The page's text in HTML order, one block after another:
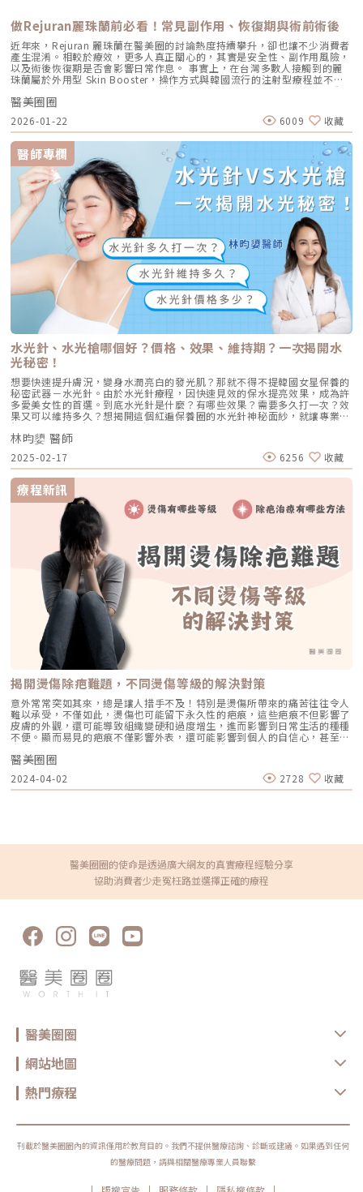
星期以上，大多數找不到引起的原因。物理性蕁麻疹-很多非抗原性的原因
引發的蕁麻疹都歸在此類，例如:膽鹼性蕁麻疹（Cholinergic Urticaria）：
對熱過敏，經由運動後、沖泡熱水澡、情緒不穩導致體溫上升而引發蕁麻
疹。皮膚劃痕症：用指甲或鈍物劃過的地方，馬上浮起疹塊引起蕁麻疹。日
光性蕁麻疹：日光照射引發。延遲性壓迫性蕁麻疹：壓迫後4到6小時後，壓
迫處皮膚出現疹塊，常見於包包壓迫處、腰際繫皮帶處、女性內衣勒痕處
等。《點擊看完整文章介紹》文章轉載自「杰膚美診所-李杰年醫師專欄」
做Rejuran麗珠蘭前必看！常見副作用、恢復期與術前術後
近年來，Rejuran 麗珠蘭在醫美圈的討論熱度持續攀升，卻也讓不少消費者
產生混淆。相較於療效，更多人真正關心的，其實是安全性、副作用風險，
以及術後恢復期是否會影響日常作息。 事實上，在台灣多數人接觸到的麗
珠蘭屬於外用型 Skin Booster，操作方式與韓國流行的注射型療程並不相
同，因此術後反應、恢復節奏與照護重點，自然也不能用同一套標準來看
待。 本篇將從台灣實際應用角度出發，帶你一次釐清 Rejuran 麗珠蘭可能
出現的副作用、風險族群，以及術前術後該注意的照護細節，協助你在療程
前做出更安心、理性的評估。Rejuran 麗珠蘭是什麼？為什麼跟一般水光不
一樣？Rejuran 麗珠蘭的核心成分為 PN／PDRN（多核苷酸），源自鮭魚
DNA 經純化後取得，結構與人體相容性高，常被應用於肌膚保養與修護相
關療程中，作為協助調整膚況、提升肌膚穩定度的成分之一。在台灣目前核
准使用的麗珠蘭以外用型 Skin Booster為主，多搭配導入或微創方式使
用，與韓國市場常見的注射型使用情境不同，這也是許多消費者最容易混淆
的地方。與一般玻尿酸或水光療程相比，兩者的保養取向與期待重點其實有
所差異。一般水光療程多以補水與短暫膚況提升為主，施作後立即有感；而
麗珠蘭在台灣的使用情境，則偏向長期膚況調整的保養規劃，變化通常隨時
間逐步呈現，而非立即改變。也因此，若療程搭配導入或微創方式進行，初
期皮膚表層可能出現短暫泛紅、刺熱感或輕微不適，恢復節奏與一般水光療
程自然有所不同。麗珠蘭水光系列劑型說明在台灣，麗珠蘭以 PDRN
Booster 水光系列為主，常見有以下兩種劑型分類，實際使用時多搭配導入
或微創療程進行： 麗珠蘭 PDRN 修復水光A 劑 / 第 1 劑：以 C-PDRN + 玻
尿酸B 劑 / 第 2 劑：搭配 4 種胺基酸等保養型成分 主要成分為 PDRN（多
核苷酸） 配方中另搭配胺基酸等保養型成分 使用方向以 整體膚況調理與保
濕穩定為主 多作為膚質乾燥、膚況不穩定時的保養選項之一 麗珠蘭 PDRN
白瓷水光A 劑 / 第 1 劑：以 C-PDRN + 玻尿酸+泛醇B 劑 / 第 2 劑：穀胱甘
肽 + 傳明酸 + 維生素C 同樣以 PDRN為核心成分 配方中另搭配常見於醫美
保養中的亮澤相關成分 使用方向偏向 膚色觀感與整體透亮度調整 多用於在
意膚色均勻度的保養規劃部分產品設計為 A＋B 劑型搭配使用，實際配置方
式由醫師依個人膚況與療程規劃進行調整。上述分類僅為劑型方向說明，並
非效果強弱或適合所有人的固定選項。麗珠蘭可能引發的副作用有哪些？會
持續多久？在台灣，合法使用的麗珠蘭多屬外用型 Skin Booster 產品，本
身通常不太會造成明顯副作用。院所大多會搭配導入或微創類醫美儀器協助
成分吸收，因此多數人感受到的術後反應，主要來自皮膚表層的短暫刺激，
而非產品本身。常見狀況說明1. 局部泛紅、腫脹（偶見點狀瘀青）導入或微
創類儀器在皮膚表層形成細微刺激點後，可能出現短暫泛紅或輕微腫脹，通
常約 2～5 天內會逐漸緩解。少數本身微血管較脆弱的人，可能會出現零星
點狀瘀青，但多屬暫時性反應，隨著修復進行會自然消退。2. 輕微刺痛、癢
感或乾燥脫皮部分人對活性成分較為敏感，或在儀器能量作用後，短暫感到
刺刺的、微熱或輕微癢感，通常不會持續太久。另有些人於術後一週內可能
出現皮膚乾燥或輕微脫皮情形，只要依照醫師建議加強保濕與防曬，多半能
順利度過修復期。使用麗珠蘭麗珠蘭會不會過敏？麗珠蘭 Skin Booster 的
主要成分為 PDRN，來源自鮭魚 DNA，經過多道純化處理後，只保留對皮
膚修復有幫助的結構，因此整體過敏風險相對低，也被不少敏感膚質族群視
為較溫和的選項。不過，每個人的皮膚反應都不一樣，仍有極少數人在使用
後出現短暫的不適，例如局部搔癢、微熱、泛紅或輕微腫脹，這通常與個人
對活性成分的敏感度有關。若出現明顯不適，應立即停止使用並回診評估。
為了降低風險，建議在療程前先與醫師充分討論自己的膚況與過敏史，讓療
程安排更符合個人狀況，也能讓整個過程更安心。麗珠蘭常見導入部位一次
看懂麗珠蘭在台灣多搭配導入或微創方式使用，可依個人膚況與需求，作為
全臉或局部加強保養的選擇。實際施作前，仍建議由醫師評估適合的導入範
圍。1. 全臉導入適合毛孔明顯、膚色不均或開始出現細紋的族群，透過導入
方式提升整體保濕度與肌膚彈性，讓膚況看起來更穩定、有精神。2. 眼周保
養眼周肌膚薄、易乾燥暗沉，可作為重點加強區域，幫助改善乾紋、疲態感
與鬆弛問題，讓眼神看起來更清爽。3. 嘴角與輪廓嘴角與法令周圍是最容易
顯老的區塊，透過局部導入，有助於改善細紋感與乾燥卡紋，讓線條看起來
更柔順自然。4. 痘疤與膚況不平整針對凹凸不平或反覆修復不良的區域加強
導入，協助肌膚修復更新，使整體膚質更細緻。5. 頸部與手部不少人忽略的
老化重災區，可延伸至頸部與手背，改善乾燥、細紋與鬆弛問題，讓年齡感
不再只寫在這些細節上。麗珠蘭術前注意事項 身體狀況與用藥告知 若有嚴
重過敏史、慢性疾病、近期使用光敏感藥物，或目前有全身性或局部感染情
形，應事先告知醫師。懷孕、哺乳中或正在服藥者，也需如實說明。 過往
醫美與手術經驗說明 施作部位若曾接受手術、放置假體，或近一個月內曾
進行填充型療程，建議主動告知醫師。 凝血相關保健品注意 近期有食用魚
油、人蔘、銀杏、維他命 E 或阿斯匹靈影響凝血的藥物者，術後瘀青機率可
能略高，實際是否施作仍需醫師評估。麗珠蘭術後注意事項 術後反應與照
護 施作後局部可能出現短暫泛紅或細小紅點，多屬正常現象。若有瘀青情
形，術後三天內可間歇性冰敷，並依醫師建議使用相關藥膏。 清潔與日常
FAQQ1：麗珠蘭建議多久進行一次？多數情況下，會建議約每 4 週進行一
次，連續安排 3 次作為一個完整療程。實際頻率仍會依個人膚況、生活作息
與醫師評估而有所調整。Q2：麗珠蘭療程後多久會有感覺？不少人在療程
後的幾天內，會先感受到肌膚觸感變得較為水潤、柔軟。約一週左右，整體
差異。Q3：麗珠蘭的效果大約可以維持多久？在完成 3 次療程後，多數人
可感受到膚況維持約 半年至一年。維持時間會受到膚質、作息、保養習慣
Booster，通常搭配導入或微創方式進行；而韓國市場常見的，則以注射型
療程為主，兩者在操作方式、術後反應與恢復期上皆有所差異。因此，無論
是治療期待、術後照護，或恢復節奏，都不建議直接套用韓國的經驗來評
身權益。Q5：麗珠蘭修復水光與白瓷水光有什麼差別？兩者訴求方向不
同，可依膚況需求選擇：修復水光：著重於調整肌膚狀態，讓膚觸更細緻、
穩定度與水潤感提升白瓷水光：偏向改善整體膚色觀感，讓肌膚看起來更透
亮、乾淨實際適合的選擇，仍建議由醫師評估後再進行規劃。有些療程是為
張的效果，而是讓膚況在時間裡逐步調整，看起來更順、更穩定。對想把保
養往前推一點、又在意自然感的人來說，這樣的療程節奏，反而更容易長久
程都伴隨著風險。因此，作為消費者應該謹慎選擇合適的醫療方案，以確保
醫美圈圈
2026-01-22 6009 收藏
醫師專欄
水光針、水光槍哪個好？價格、效果、維持期？一次揭開水
光秘密！
想要快速提升膚況，變身水潤亮白的發光肌？那就不得不提韓國女星保養的
秘密武器－水光針。由於水光針療程，因快速見效的保水提亮效果，成為許
多愛美女性的首選。到底水光針是什麼？有哪些效果？需要多久打一次？效
果又可以維持多久？想揭開這個紅遍保養圈的水光針神秘面紗，就讓專業醫
師用本文帶你了解吧！➤先了解紅遍韓國的水光針是什麼？所謂的「水光
針」又稱「水光槍」或「水光注射」，是從韓國紅回臺灣的醫美保養型療
程。「水光針」及「水光槍」，其實指的都是同一種療程，差別只在操作方
式不同，而在這篇文章我們都統一稱作「水光針」。（圖／欣莘時尚美學診
所-林昀嬃醫師提供）水光針原理「水光針」顧名思義就是一種注射療程：
透過微針將玻尿酸、膠原蛋白、維生素等營養成分注射進肌膚的真皮層內，
直接補充肌膚缺失的水分及營養素，而這也是一般保養品吸收所到達不了的
深度哦！為什麼要打水光針？（圖／欣莘時尚美學診所-林昀嬃醫師提供）
事實上，大多數肌膚問題的根源都與「缺水」息息相關。一旦肌膚底層缺
水，乾燥、出油、毛孔問題通通都會找上門來，甚至出現脫皮、細紋、老化
現象時，就算是勤擦保養品也難以解決肌膚缺水問題，因此水光針療程就此
誕生了！➤誰適合施打水光針？我需要打嗎？其實不管有沒有肌膚困擾，都
很適合施打水光針，俗話說「預防勝於治療」，在還沒出現肌膚問題時就適
時地幫肌膚補水，維持良好狀態，總好過出狀況後再做更多療程來補救！就
像你也不會等到手機電量歸零時，才幫手機充電吧？！一般來說，常見的肌
膚困擾如下：常見的肌膚困擾：（圖／欣莘時尚美學診所-林昀嬃醫師提
供）➤日常有擦保養品還需要打水光針嗎？差別是什麼？水光針與保養品訴
求雖然十分雷同，但效果與持久度卻有著天壤之別的差異～看完下面的圖片
和比較表格你就知道差異性在哪裡！（圖／欣莘時尚美學診所-林昀嬃醫師
提供）保養品與水光針效果比較表（圖／欣莘時尚美學診所-林昀嬃醫師提
供）水光針多久打一次？可以維持多久？水光針是保養型微整療程，建議1
～2個月施打一次，在施打幾次後可以慢慢拉長間隔；而維持時間要依據個
人肌膚、體質狀況及注射內容物而定，通常能維持2～3個月不等。➤水光針
效果才不只補水而已！水光針5大功效有這些！（圖／欣莘時尚美學診所-林
昀嬃醫師提供）➤只給肌膚最需要的❤超夯的水光針成分點點名水光針療程
除了補充肌膚含水量外，注射成分還可以針對不同肌膚需求做客製化的調
整，下面就幫大家列出常見的水光針注射成分有哪些：（圖／欣莘時尚美學
診所-林昀嬃醫師提供）水光針搭配成分比較表（圖／欣莘時尚美學診所-林
昀嬃醫師提供）➤水光針vs水光槍：兩者差異是什麼？該如何選擇呢？水光
針與水光槍同樣都是針對肌膚深層補水的保養療程，而這兩個的差異就在於
施打的方式有所不同，分為「手動注射」及「器械注射」，而欣莘所使用的
水光槍儀器則是新一代水光槍Hycoox。（圖／欣莘時尚美學診所-林昀嬃醫
師提供）水光針是透過注射細針手動將營養成分施打進肌膚內，由於醫師需
針頭，可以一次同時施打多發，並將營養成分均勻的施打在每寸肌膚，不僅
可以縮短水光療程時間、全臉劑量的分配也更加精準。《點擊看完整文章介
紹》文章轉載自「欣莘時尚美學診所-林昀嬃醫師專欄」
林昀嬃 醫師
2025-02-17 6256 收藏
療程新訊
揭開燙傷除疤難題，不同燙傷等級的解決對策
意外常常突如其來，總是讓人措手不及！特別是燙傷所帶來的痛苦往往令人
難以承受，不僅如此，燙傷也可能留下永久性的疤痕，這些疤痕不但影響了
皮膚的外觀，還可能導致組織變硬和過度增生，進而影響到日常生活的種種
不便。顯而易見的疤痕不僅影響外表，還可能影響到個人的自信心，甚至引
發自卑感、和身心健康。因此，從傷口初期的護理到後續的疤痕治療，每一
步都需要非常仔細地進行，不能有絲毫忽視。燙傷通常發生在接觸到油、
水、火或是其他發熱物品，而廚房被認為是最容易發生燙傷的地點。大多人
在家中烹飪時都曾經經歷過被熱油濺到皮膚的情況。雖然這樣的情況算是比
較輕微的燙傷，但也會造成不小的疼痛。更嚴重的燙傷有來自於機車排氣
全新的生命力。燙傷有區分為哪些等級？一級燙傷：這種燙傷等級主要表現
在皮膚表層受損，而真皮和皮下組織則會引起反應性的充血現象。通常會出
現輕微的疼痛和刺痛感，大約3到7天內可以完全恢復，並且不會留下任何疤
感、刺痛感、皮膚發紅，並且形成水泡。恢復期大約需要2週左右，後續可
能會留下輕微的疤痕。三級燙傷：當面對三度燙傷時，需迅速尋求送醫治
顏色可能從粉紅色到紅色，且出現不均勻的白色或棕褐色斑塊。然而，若神
經已受損，就不會感到疼痛。恢復期通常需要2週以上，且可能會留下明顯
的疤痕。四級燙傷：若是四度燙傷，情況十分危急，如果無法及時就醫，受
在這種情況下，通常需要進行植皮手術，以幫助傷口癒合。對於一級或二級
燙傷，我們可以採取及時有效的處理措施，以獲得良好的治療效果。遇到燙
傷時，第一時間要立即沖水，如果條件允許，可以使用冰塊進行冰敷。之後
應聽從醫師建議，使用燙傷藥膏和除疤藥膏，通常1到2週即可痊癒。而對於
協助，並及時送往醫院尋求專業治療。除疤治療有哪些方法？燒傷疤痕會影
響皮膚的外觀，但在痊癒後，我們可以尋求醫美的協助來進行除疤治療。一
情況，我們可以使用除疤藥膏即可。對於三級和四級燙傷所留下的疤痕通常
行治療。若皮膚出現凹凸不平的情況，建議可選擇「自體或異體真皮填補」
的方式。若以上2種方式的效果不如預期，那麼可以考慮進行「除疤手
術」，通常會在傷口完全癒合後幾個月進行。UP雷射有什麼特點？1. UP雷
醫美圈圈
2024-04-02 2728 收藏
醫美圈圈的使命是透過廣大網友的真實療程經驗分享
協助消費者少走冤枉路並選擇正確的療程
醫美圈圈
網站地圖
熱門療程
刊載於醫美圈圈內的資訊僅用於教育目的。我們不提供醫療諮詢、診斷或建議。如果遇到任何
的醫療問題，請與相關醫療專業人員聯繫
| | | |